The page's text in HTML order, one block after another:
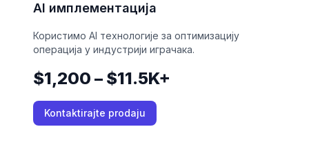
AI имплементација
Користимо AI технологије за оптимизацију
операција у индустрији играчака.
$1,200 – $11.5K+
Kontaktirajte prodaju